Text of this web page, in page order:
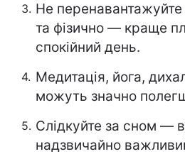
Не
та фізично — краще
спокійний день.
Медитація, йога,
можуть значно
Слідкуйте за сном —
надзвичайно